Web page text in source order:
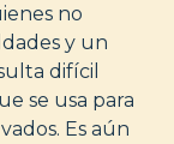
no
y un
difícil
se usa para
Es aún